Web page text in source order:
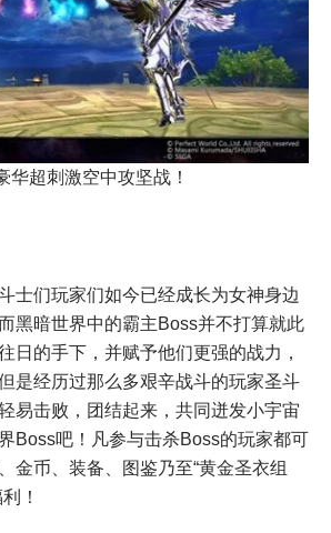
华超刺激空中攻坚战！
们玩家们如今已经成长为女神身边
黑暗世界中的霸主Boss并不打算就此
日的手下，并赋予他们更强的战力，
是经历过那么多艰辛战斗的玩家圣斗
易击败，团结起来，共同迸发小宇宙
Boss吧！凡参与击杀Boss的玩家都可
金币、装备、图鉴乃至“黄金圣衣组
！